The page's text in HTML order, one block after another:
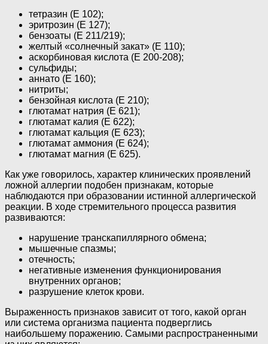
тетразин (Е 102);
эритрозин (Е 127);
бензоаты (Е 211/219);
желтый «солнечный закат» (Е 110);
аскорбиновая кислота (Е 200-208);
сульфиды;
аннато (Е 160);
нитриты;
бензойная кислота (Е 210);
глютамат натрия (Е 621);
глютамат калия (Е 622);
глютамат кальция (Е 623);
глютамат аммония (Е 624);
глютамат магния (Е 625).
Как уже говорилось, характер клинических проявлений
ложной аллергии подобен признакам, которые
наблюдаются при образовании истинной аллергической
реакции. В ходе стремительного процесса развития
развиваются:
нарушение транскапиллярного обмена;
мышечные спазмы;
отечность;
негативные изменения функционирования
внутренних органов;
разрушение клеток крови.
Выраженность признаков зависит от того, какой орган
или система организма пациента подверглись
наибольшему поражению. Самыми распространенными